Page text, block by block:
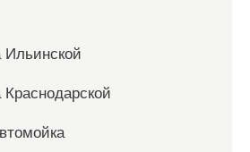
Ильинской